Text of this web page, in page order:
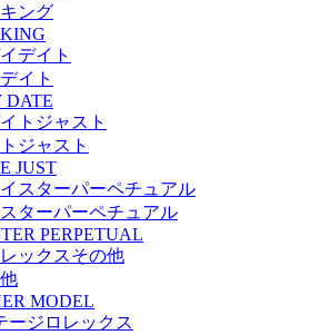
ング
イト
DATE
ジャスト
JUST
ターパーペチュアル
PERPETUAL
MODEL